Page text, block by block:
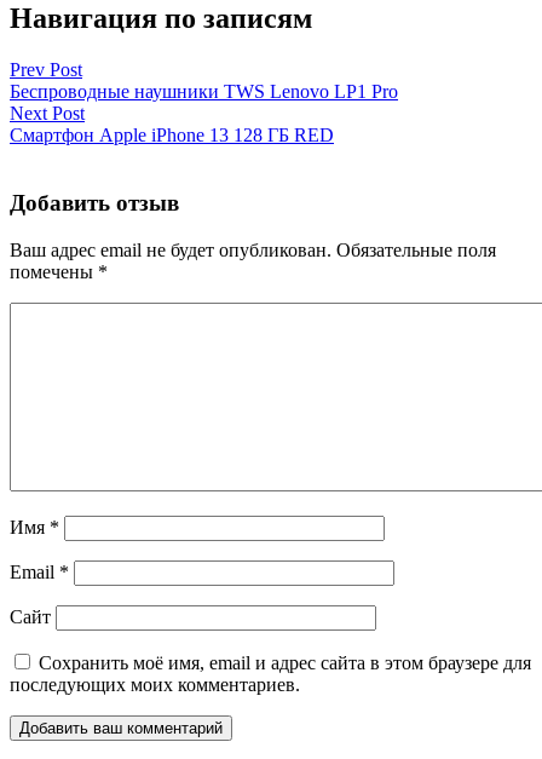
Навигация по записям
Prev Post
Беспроводные наушники TWS Lenovo LP1 Pro
Next Post
Смартфон Apple iPhone 13 128 ГБ RED
Добавить отзыв
Ваш адрес email не будет опубликован. Обязательные поля
помечены *
Имя *
Email *
Сайт
Сохранить моё имя, email и адрес сайта в этом браузере для
последующих моих комментариев.